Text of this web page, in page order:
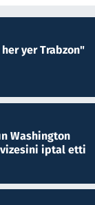
yer Trabzon"
Washington
iptal etti